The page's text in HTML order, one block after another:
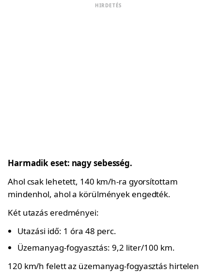
HIRDETÉS
Harmadik eset: nagy sebesség.
Ahol csak lehetett, 140 km/h-ra gyorsítottam
mindenhol, ahol a körülmények engedték.
Két utazás eredményei:
Utazási idő: 1 óra 48 perc.
Üzemanyag-fogyasztás: 9,2 liter/100 km.
120 km/h felett az üzemanyag-fogyasztás hirtelen